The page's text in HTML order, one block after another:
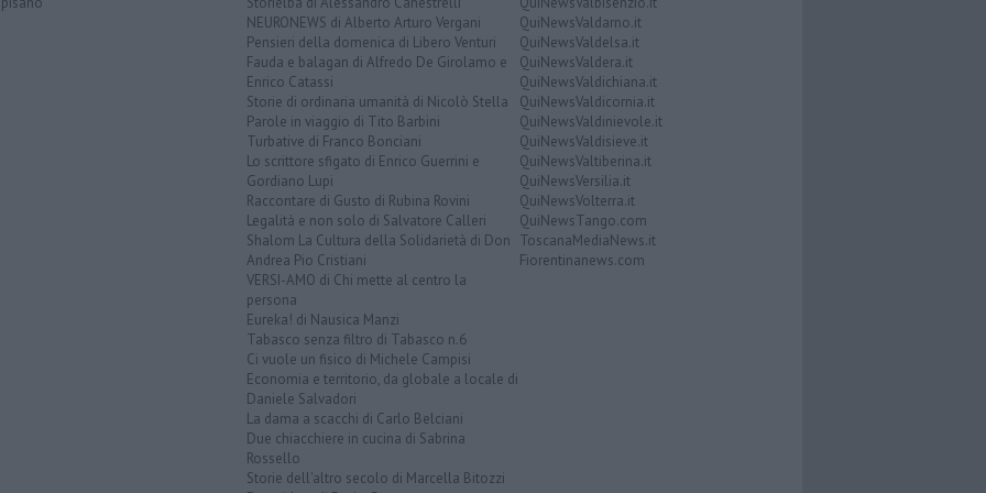
NEURONEWS di Alberto Arturo Vergani
Pensieri della domenica di Libero Venturi
Fauda e balagan di Alfredo De Girolamo e
Enrico Catassi
Storie di ordinaria umanità di Nicolò Stella
Parole in viaggio di Tito Barbini
Turbative di Franco Bonciani
Lo scrittore sfigato di Enrico Guerrini e
Gordiano Lupi
Raccontare di Gusto di Rubina Rovini
Legalità e non solo di Salvatore Calleri
Shalom La Cultura della Solidarietà di Don
Andrea Pio Cristiani
VERSI-AMO di Chi mette al centro la
persona
Eureka! di Nausica Manzi
Tabasco senza filtro di Tabasco n.6
Ci vuole un fisico di Michele Campisi
Economia e territorio, da globale a locale di
Daniele Salvadori
La dama a scacchi di Carlo Belciani
Due chiacchiere in cucina di Sabrina
Rossello
Storie dell'altro secolo di Marcella Bitozzi
QuiNewsValdarno.it
QuiNewsValdelsa.it
QuiNewsValdera.it
QuiNewsValdichiana.it
QuiNewsValdicornia.it
QuiNewsValdinievole.it
QuiNewsValdisieve.it
QuiNewsValtiberina.it
QuiNewsVersilia.it
QuiNewsVolterra.it
QuiNewsTango.com
ToscanaMediaNews.it
Fiorentinanews.com